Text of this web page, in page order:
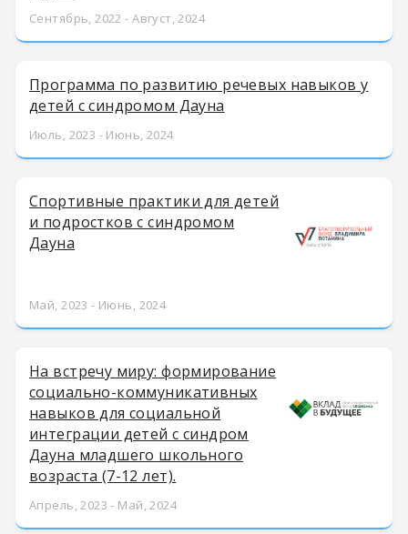
Сентябрь, 2022 - Август, 2024
Программа по развитию речевых навыков у
детей с синдромом Дауна
Июль, 2023 - Июнь, 2024
Спортивные практики для детей
и подростков с синдромом
Дауна
Май, 2023 - Июнь, 2024
На встречу миру: формирование
социально-коммуникативных
навыков для социальной
интеграции детей с синдром
Дауна младшего школьного
возраста (7-12 лет).
Апрель, 2023 - Май, 2024